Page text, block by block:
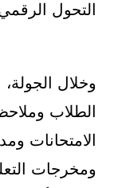
التحول
وخلال
الطلاب
الامتحانات
ومخرجات